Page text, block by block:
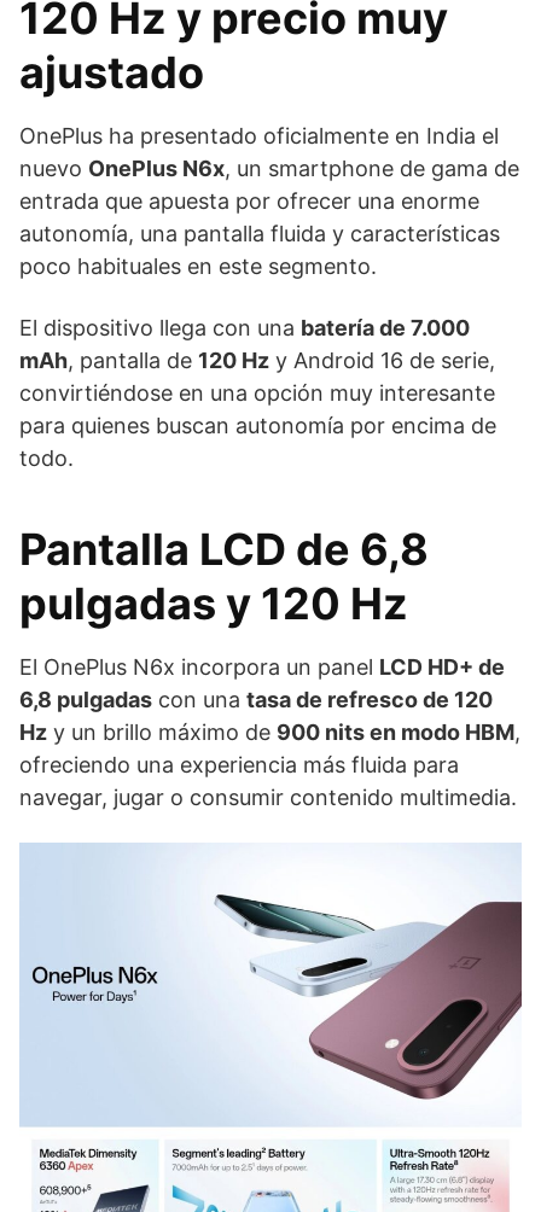
120 Hz y precio muy
ajustado
OnePlus ha presentado oficialmente en India el
nuevo OnePlus N6x, un smartphone de gama de
entrada que apuesta por ofrecer una enorme
autonomía, una pantalla fluida y características
poco habituales en este segmento.
El dispositivo llega con una batería de 7.000
mAh, pantalla de 120 Hz y Android 16 de serie,
convirtiéndose en una opción muy interesante
para quienes buscan autonomía por encima de
todo.
Pantalla LCD de 6,8
pulgadas y 120 Hz
El OnePlus N6x incorpora un panel LCD HD+ de
6,8 pulgadas con una tasa de refresco de 120
Hz y un brillo máximo de 900 nits en modo HBM,
ofreciendo una experiencia más fluida para
navegar, jugar o consumir contenido multimedia.